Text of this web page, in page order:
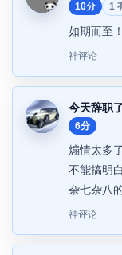
10分
1
如期而至
神评论
今天辞职
6分
煽情太多
不能搞明
杂七杂八
神评论